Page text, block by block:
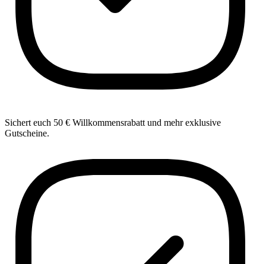
Sichert euch 50 € Willkommensrabatt und mehr exklusive
Gutscheine.